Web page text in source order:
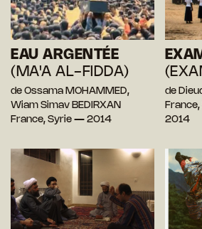
EAU ARGENTÉE
(MA'A AL-FIDDA)
de Ossama MOHAMMED,
Wiam Simav BEDIRXAN
France, Syrie — 2014
de
2014